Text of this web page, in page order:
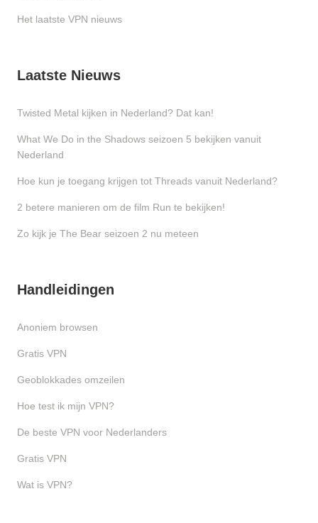
Het laatste VPN nieuws
Laatste Nieuws
Twisted Metal kijken in Nederland? Dat kan!
What We Do in the Shadows seizoen 5 bekijken vanuit
Nederland
Hoe kun je toegang krijgen tot Threads vanuit Nederland?
2 betere manieren om de film Run te bekijken!
Zo kijk je The Bear seizoen 2 nu meteen
Handleidingen
Anoniem browsen
Gratis VPN
Geoblokkades omzeilen
Hoe test ik mijn VPN?
De beste VPN voor Nederlanders
Gratis VPN
Wat is VPN?